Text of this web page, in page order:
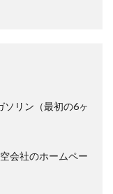
ソリン（最初の6ヶ
会社のホームペー